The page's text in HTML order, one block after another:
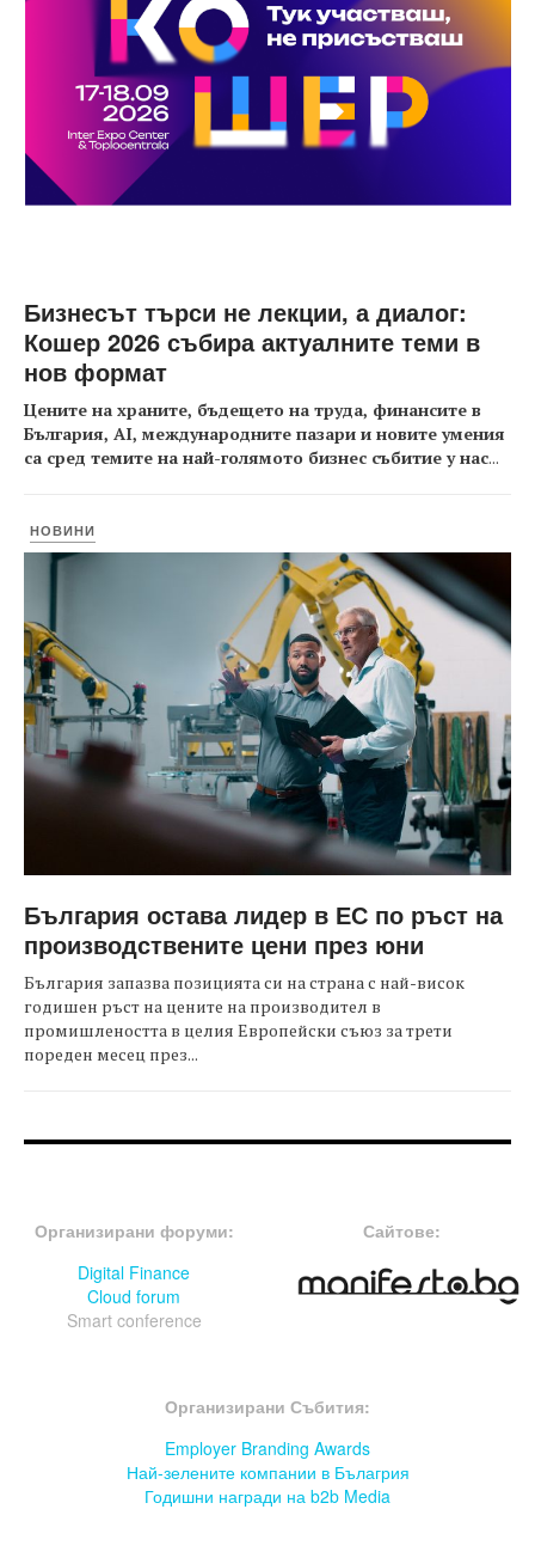
Бизнесът търси не лекции, а диалог:
Кошер 2026 събира актуалните теми в
нов формат
Цените на храните, бъдещето на труда, финансите в
България, AI, международните пазари и новите умения
са сред темите на най-голямото бизнес събитие у нас...
НОВИНИ
България остава лидер в ЕС по ръст на
производствените цени през юни
България запазва позицията си на страна с най-висок
годишен ръст на цените на производител в
промишлеността в целия Европейски съюз за трети
пореден месец през...
Организирани форуми:
Digital Finance
Cloud forum
Smart conference
Сайтове:
Организирани Събития:
Employer Branding Awards
Най-зелените компании в Бълагрия
Годишни награди на b2b Media